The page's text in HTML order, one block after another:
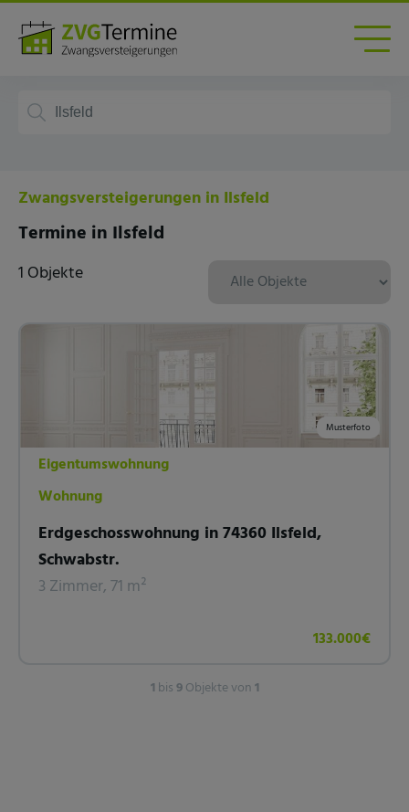
Zwangsversteigerungen in Ilsfeld
Termine in Ilsfeld
1 Objekte
Musterfoto
Eigentumswohnung
Wohnung
Erdgeschosswohnung in 74360 Ilsfeld,
Schwabstr.
3 Zimmer, 71 m²
133.000€
1 bis9Objekte von1